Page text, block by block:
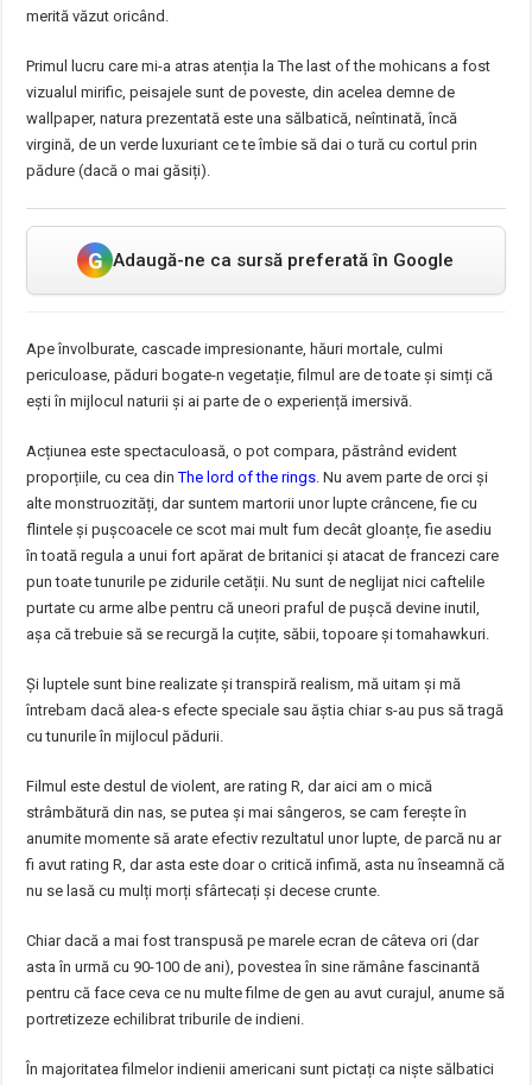
merită văzut oricând.
Primul lucru care mi-a atras atenția la The last of the mohicans a fost
vizualul mirific, peisajele sunt de poveste, din acelea demne de
wallpaper, natura prezentată este una sălbatică, neîntinată, încă
virgină, de un verde luxuriant ce te îmbie să dai o tură cu cortul prin
pădure (dacă o mai găsiți).
G Adaugă-ne ca sursă preferată în Google
Ape învolburate, cascade impresionante, hăuri mortale, culmi
periculoase, păduri bogate-n vegetație, filmul are de toate și simți că
ești în mijlocul naturii și ai parte de o experiență imersivă.
Acțiunea este spectaculoasă, o pot compara, păstrând evident
proporțiile, cu cea dinThe lord of the rings. Nu avem parte de orci și
alte monstruozități, dar suntem martorii unor lupte crâncene, fie cu
flintele și pușcoacele ce scot mai mult fum decât gloanțe, fie asediu
în toată regula a unui fort apărat de britanici și atacat de francezi care
pun toate tunurile pe zidurile cetății. Nu sunt de neglijat nici caftelile
purtate cu arme albe pentru că uneori praful de pușcă devine inutil,
așa că trebuie să se recurgă la cuțite, săbii, topoare și tomahawkuri.
Și luptele sunt bine realizate și transpiră realism, mă uitam și mă
întrebam dacă alea-s efecte speciale sau ăștia chiar s-au pus să tragă
cu tunurile în mijlocul pădurii.
Filmul este destul de violent, are rating R, dar aici am o mică
strâmbătură din nas, se putea și mai sângeros, se cam ferește în
anumite momente să arate efectiv rezultatul unor lupte, de parcă nu ar
fi avut rating R, dar asta este doar o critică infimă, asta nu înseamnă că
nu se lasă cu mulți morți sfârtecați și decese crunte.
Chiar dacă a mai fost transpusă pe marele ecran de câteva ori (dar
asta în urmă cu 90-100 de ani), povestea în sine rămâne fascinantă
pentru că face ceva ce nu multe filme de gen au avut curajul, anume să
portretizeze echilibrat triburile de indieni.
În majoritatea filmelor indienii americani sunt pictați ca niște sălbatici